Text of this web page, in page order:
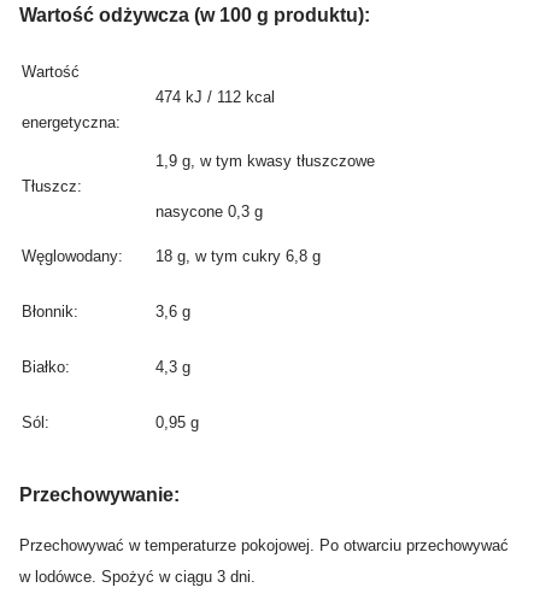
Wartość odżywcza (w 100 g produktu):
Wartość
energetyczna:
474 kJ / 112 kcal
Tłuszcz:
1,9 g, w tym kwasy tłuszczowe
nasycone 0,3 g
Węglowodany: 18 g, w tym cukry 6,8 g
Błonnik: 3,6 g
Białko: 4,3 g
Sól: 0,95 g
Przechowywanie:
Przechowywać w temperaturze pokojowej. Po otwarciu przechowywać
w lodówce. Spożyć w ciągu 3 dni.